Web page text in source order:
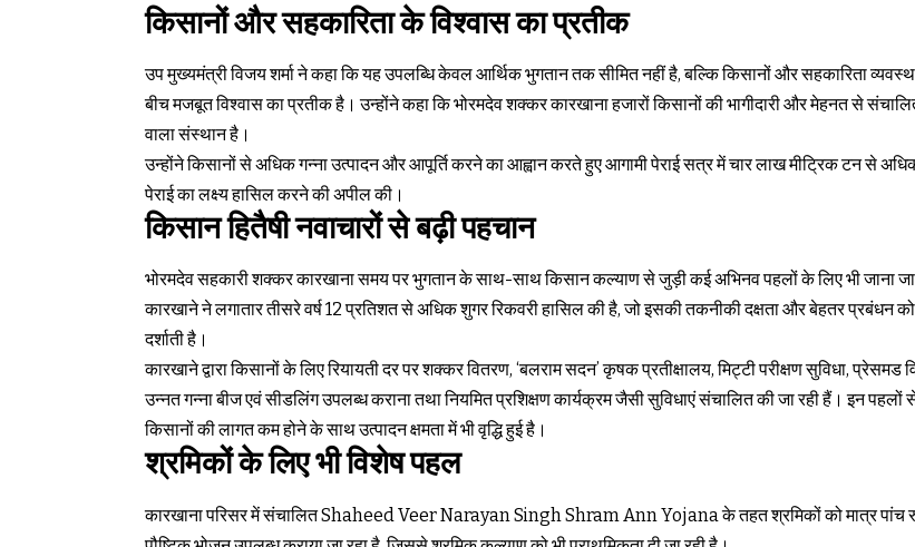
किसानों और सहकारिता के विश्वास का प्रतीक
उप मुख्यमंत्री विजय शर्मा ने कहा कि यह उपलब्धि केवल आर्थिक भुगतान तक सीमित नहीं है, बल्कि किसानों और सहकारिता
बीच मजबूत विश्वास का प्रतीक है। उन्होंने कहा कि भोरमदेव शक्कर कारखाना हजारों किसानों की भागीदारी और मेहनत से
वाला संस्थान है।
उन्होंने किसानों से अधिक गन्ना उत्पादन और आपूर्ति करने का आह्वान करते हुए आगामी पेराई सत्र में चार लाख मीट्रिक टन से
पेराई का लक्ष्य हासिल करने की अपील की।
किसान हितैषी नवाचारों से बढ़ी पहचान
भोरमदेव सहकारी शक्कर कारखाना समय पर भुगतान के साथ-साथ किसान कल्याण से जुड़ी कई अभिनव पहलों के लिए भी जाना
कारखाने ने लगातार तीसरे वर्ष 12 प्रतिशत से अधिक शुगर रिकवरी हासिल की है, जो इसकी तकनीकी दक्षता और बेहतर प्रबंधन को
दर्शाती है।
कारखाने द्वारा किसानों के लिए रियायती दर पर शक्कर वितरण, ‘बलराम सदन’ कृषक प्रतीक्षालय, मिट्टी परीक्षण सुविधा, प्रेसमड
उन्नत गन्ना बीज एवं सीडलिंग उपलब्ध कराना तथा नियमित प्रशिक्षण कार्यक्रम जैसी सुविधाएं संचालित की जा रही हैं। इन पहलों
किसानों की लागत कम होने के साथ उत्पादन क्षमता में भी वृद्धि हुई है।
श्रमिकों के लिए भी विशेष पहल
कारखाना परिसर में संचालित Shaheed Veer Narayan Singh Shram Ann Yojana के तहत श्रमिकों को मात्र पांच